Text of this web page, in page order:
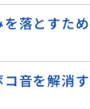
を落とすた
コ音を解消